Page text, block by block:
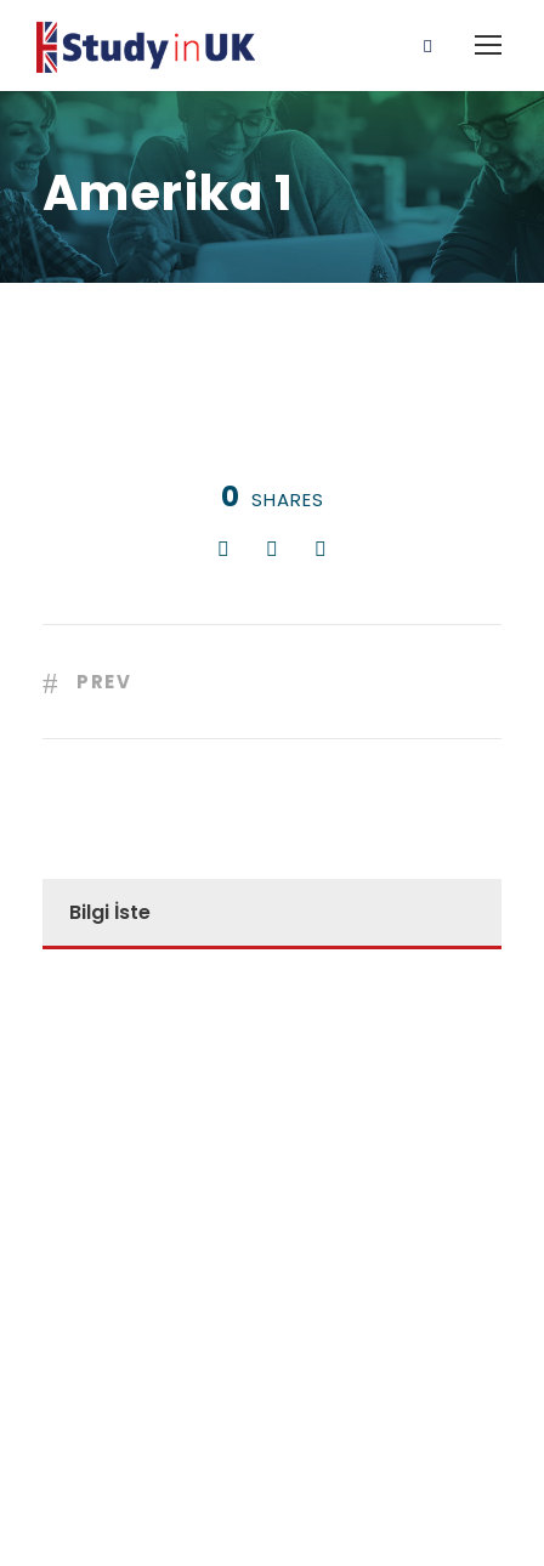
Amerika 1
0 SHARES
PREV
Bilgi İste